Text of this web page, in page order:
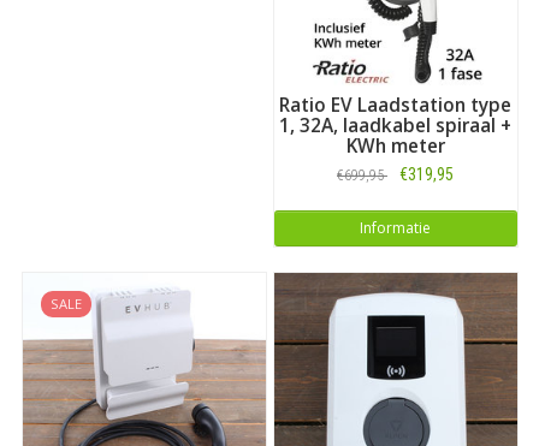
Ratio EV Laadstation type
1, 32A, laadkabel spiraal +
KWh meter
€699,95 €319,95
Informatie
SALE